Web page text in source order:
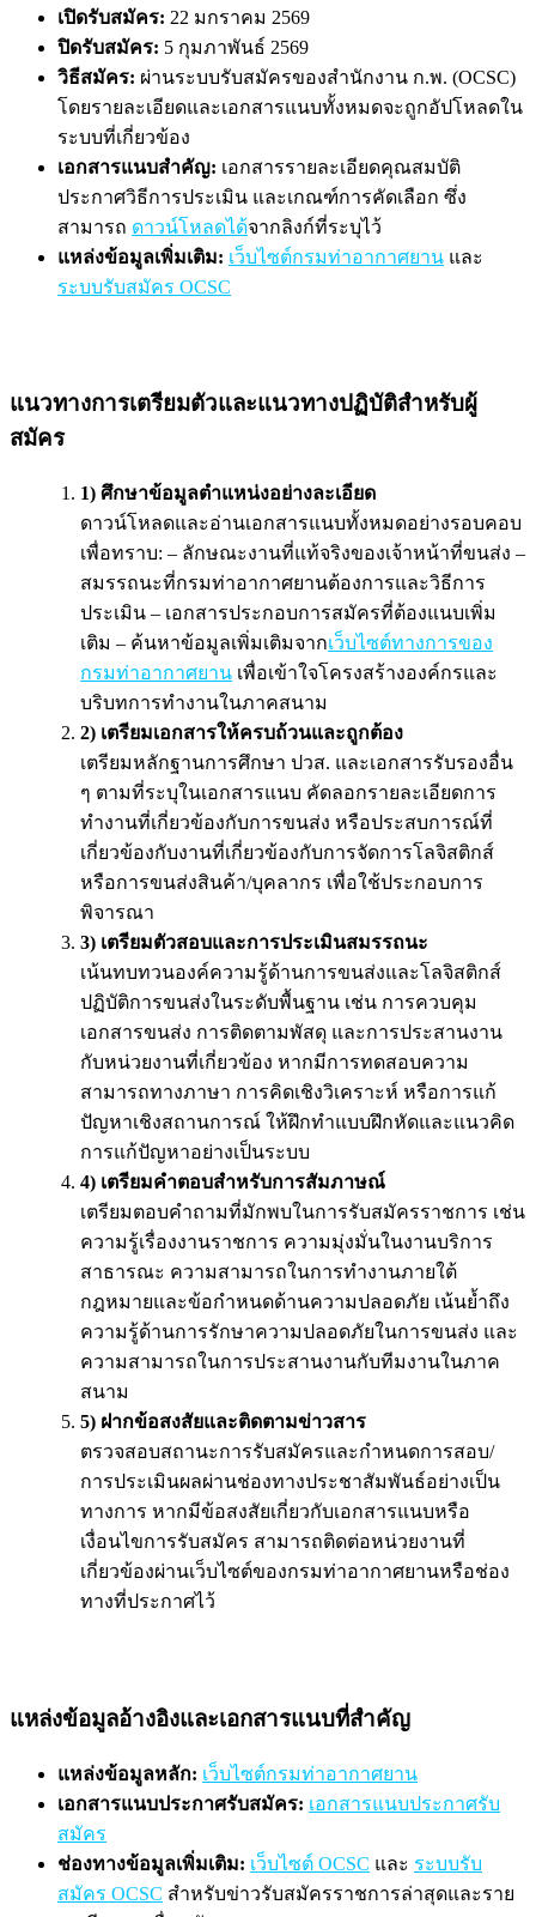
เปิดรับสมัคร: 22 มกราคม 2569
ปิดรับสมัคร: 5 กุมภาพันธ์ 2569
วิธีสมัคร: ผ่านระบบรับสมัครของสำนักงาน ก.พ. (OCSC)
โดยรายละเอียดและเอกสารแนบทั้งหมดจะถูกอัปโหลดใน
ระบบที่เกี่ยวข้อง
เอกสารแนบสำคัญ: เอกสารรายละเอียดคุณสมบัติ
ประกาศวิธีการประเมิน และเกณฑ์การคัดเลือก ซึ่ง
สามารถ ดาวน์โหลดได้จากลิงก์ที่ระบุไว้
แหล่งข้อมูลเพิ่มเติม: เว็บไซต์กรมท่าอากาศยาน และ
ระบบรับสมัคร OCSC
แนวทางการเตรียมตัวและแนวทางปฏิบัติสำหรับผู้
สมัคร
1) ศึกษาข้อมูลตำแหน่งอย่างละเอียด
ดาวน์โหลดและอ่านเอกสารแนบทั้งหมดอย่างรอบคอบ
เพื่อทราบ: – ลักษณะงานที่แท้จริงของเจ้าหน้าที่ขนส่ง –
สมรรถนะที่กรมท่าอากาศยานต้องการและวิธีการ
ประเมิน – เอกสารประกอบการสมัครที่ต้องแนบเพิ่ม
เติม – ค้นหาข้อมูลเพิ่มเติมจากเว็บไซต์ทางการของ
กรมท่าอากาศยาน เพื่อเข้าใจโครงสร้างองค์กรและ
บริบทการทำงานในภาคสนาม
2) เตรียมเอกสารให้ครบถ้วนและถูกต้อง
เตรียมหลักฐานการศึกษา ปวส. และเอกสารรับรองอื่น
ๆ ตามที่ระบุในเอกสารแนบ คัดลอกรายละเอียดการ
ทำงานที่เกี่ยวข้องกับการขนส่ง หรือประสบการณ์ที่
เกี่ยวข้องกับงานที่เกี่ยวข้องกับการจัดการโลจิสติกส์
หรือการขนส่งสินค้า/บุคลากร เพื่อใช้ประกอบการ
พิจารณา
3) เตรียมตัวสอบและการประเมินสมรรถนะ
เน้นทบทวนองค์ความรู้ด้านการขนส่งและโลจิสติกส์
ปฏิบัติการขนส่งในระดับพื้นฐาน เช่น การควบคุม
เอกสารขนส่ง การติดตามพัสดุ และการประสานงาน
กับหน่วยงานที่เกี่ยวข้อง หากมีการทดสอบความ
สามารถทางภาษา การคิดเชิงวิเคราะห์ หรือการแก้
ปัญหาเชิงสถานการณ์ ให้ฝึกทำแบบฝึกหัดและแนวคิด
การแก้ปัญหาอย่างเป็นระบบ
4) เตรียมคำตอบสำหรับการสัมภาษณ์
เตรียมตอบคำถามที่มักพบในการรับสมัครราชการ เช่น
ความรู้เรื่องงานราชการ ความมุ่งมั่นในงานบริการ
สาธารณะ ความสามารถในการทำงานภายใต้
กฎหมายและข้อกำหนดด้านความปลอดภัย เน้นย้ำถึง
ความรู้ด้านการรักษาความปลอดภัยในการขนส่ง และ
ความสามารถในการประสานงานกับทีมงานในภาค
สนาม
5) ฝากข้อสงสัยและติดตามข่าวสาร
ตรวจสอบสถานะการรับสมัครและกำหนดการสอบ/
การประเมินผลผ่านช่องทางประชาสัมพันธ์อย่างเป็น
ทางการ หากมีข้อสงสัยเกี่ยวกับเอกสารแนบหรือ
เงื่อนไขการรับสมัคร สามารถติดต่อหน่วยงานที่
เกี่ยวข้องผ่านเว็บไซต์ของกรมท่าอากาศยานหรือช่อง
ทางที่ประกาศไว้
แหล่งข้อมูลอ้างอิงและเอกสารแนบที่สำคัญ
แหล่งข้อมูลหลัก: เว็บไซต์กรมท่าอากาศยาน
เอกสารแนบประกาศรับสมัคร: เอกสารแนบประกาศรับ
สมัคร
ช่องทางข้อมูลเพิ่มเติม: เว็บไซต์ OCSC และ ระบบรับ
สมัคร OCSC สำหรับข่าวรับสมัครราชการล่าสุดและราย